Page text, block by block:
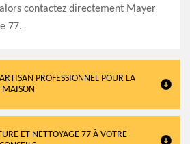
contactez directement Mayer
77.
PROFESSIONNEL POUR LA
MAISON
ET NETTOYAGE 77 À VOTRE